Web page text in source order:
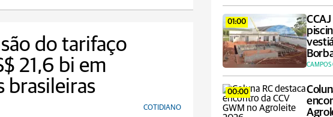
do tarifaço
21,6 bi em
brasileiras
COTIDIANO
01:00
CAMPOS
00:00